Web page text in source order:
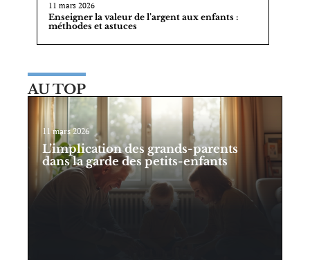
11 mars 2026
Enseigner la valeur de l’argent aux enfants :
méthodes et astuces
AU TOP
11 mars 2026
L’implication des grands-parents
dans la garde des petits-enfants